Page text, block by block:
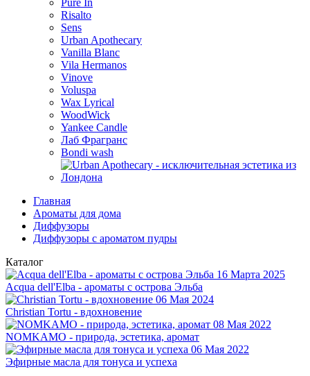
Pure In
Risalto
Sens
Urban Apothecary
Vanilla Blanc
Vila Hermanos
Vinove
Voluspa
Wax Lyrical
WoodWick
Yankee Candle
Лаб Фрагранс
Bondi wash
Главная
Ароматы для дома
Диффузоры
Диффузоры с ароматом пудры
Каталог
16 Марта 2025
Acqua dell'Elba - ароматы с острова Эльба
06 Мая 2024
Christian Tortu - вдохновение
08 Мая 2022
NOMKAMO - природа, эстетика, аромат
06 Мая 2022
Эфирные масла для тонуса и успеха